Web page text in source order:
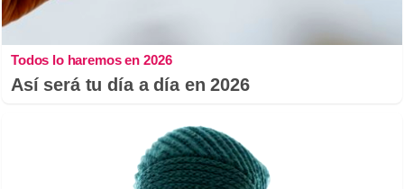
Todos lo haremos en 2026
Así será tu día a día en 2026